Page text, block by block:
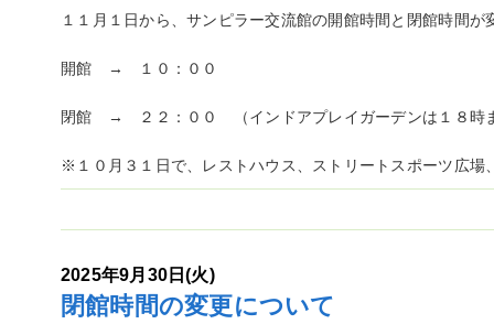
１１月１日から、サンピラー交流館の開館時間と閉館時間が
開館 → １０：００
閉館 → ２２：００ （インドアプレイガーデンは１８時
※１０月３１日で、レストハウス、ストリートスポーツ広場
2025年9月30日(火)
閉館時間の変更について